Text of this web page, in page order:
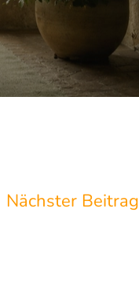
Nächster Beitrag